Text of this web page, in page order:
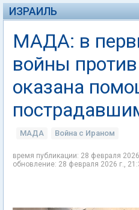
ИЗРАИЛЬ
МАДА: в
войны
оказана
МАДА Война с Ираном
время публикации: 28 февраля
обновление: 28 февраля 2026 г.,